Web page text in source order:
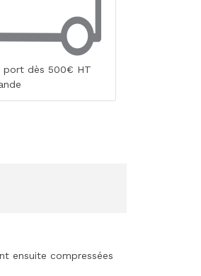
port dès 500€ HT
ensuite compressées